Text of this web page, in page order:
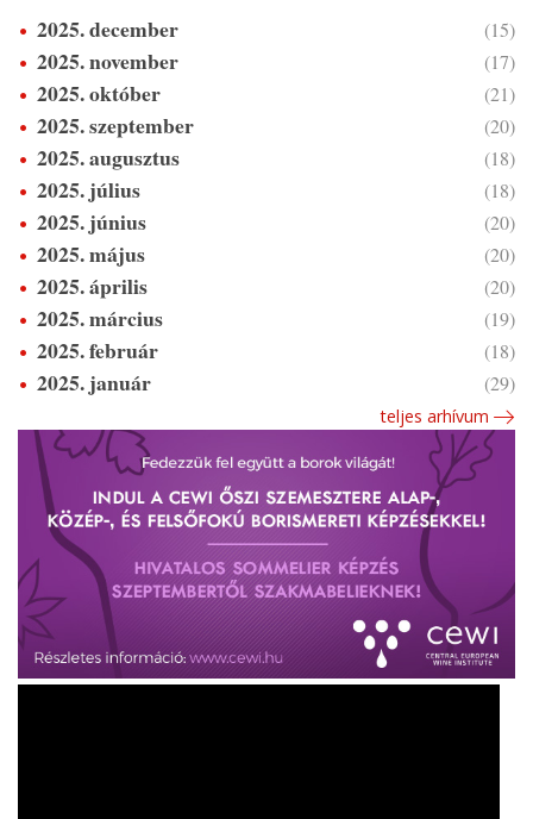
2025. december (15)
2025. november (17)
2025. október (21)
2025. szeptember (20)
2025. augusztus (18)
2025. július (18)
2025. június (20)
2025. május (20)
2025. április (20)
2025. március (19)
2025. február (18)
2025. január (29)
teljes arhívum